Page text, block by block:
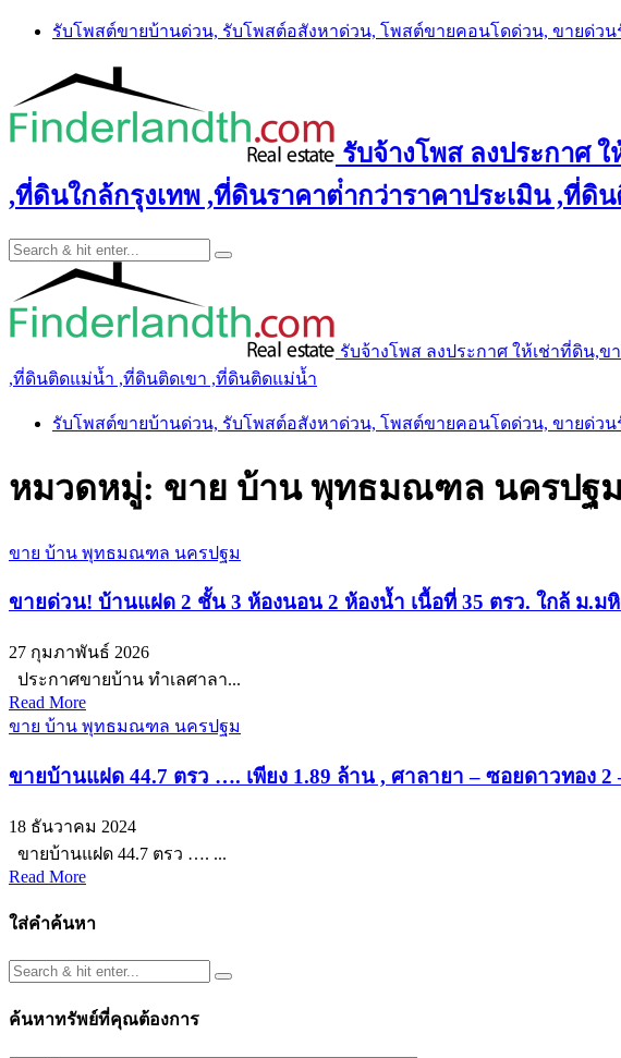
Skip
รับโพสต์ขายบ้านด่วน, รับโพสต์อสังหาด่วน, โพสต์ขายคอนโดด่วน, ขายด่วน
รับจ้างโพส ลงประกาศ
,ที่ดินใกล้กรุงเทพ ,ที่ดินราคาต่ํากว่าราคาประเมิน ,ที่
รับจ้างโพส ลงประกาศ ให้เช่าที่ดิน,
,ที่ดินติดแม่น้ำ ,ที่ดินติดเขา ,ที่ดินติดแม่น้ำ
รับโพสต์ขายบ้านด่วน, รับโพสต์อสังหาด่วน, โพสต์ขายคอนโดด่วน, ขายด่วน
หมวดหมู่: ขาย บ้าน พุทธมณฑล นครปฐม
ขาย บ้าน พุทธมณฑล นครปฐม
ขายด่วน! บ้านแฝด 2 ชั้น 3 ห้องนอน 2 ห้องน้ำ เนื้อที่ 35 ตรว. ใกล้ ม.ม
27 กุมภาพันธ์ 2026
ประกาศขายบ้าน ทําเลศาลา...
Read More
ขาย บ้าน พุทธมณฑล นครปฐม
ขายบ้านแฝด 44.7 ตรว …. เพียง 1.89 ล้าน , ศาลายา – ซอยดาวทอง
18 ธันวาคม 2024
ขายบ้านแฝด 44.7 ตรว …. ...
Read More
ใส่คำค้นหา
ค้นหาทรัพย์ที่คุณต้องการ